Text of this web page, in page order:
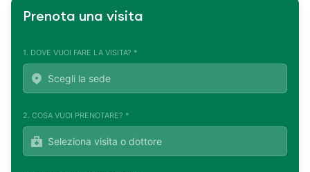
Prenota una visita
1. DOVE VUOI FARE LA VISITA? *
2. COSA VUOI PRENOTARE? *